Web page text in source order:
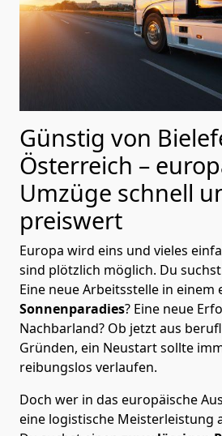
Günstig von
Österreich –
Umzüge schnell
preiswert
Europa wird eins und vieles
sind plötzlich möglich. Du
Eine neue Arbeitsstelle in einem
Sonnenparadies? Eine neue
Nachbarland? Ob jetzt aus
Gründen, ein Neustart sollte
reibungslos verlaufen.
Doch wer in das europäische
eine logistische Meisterleistung